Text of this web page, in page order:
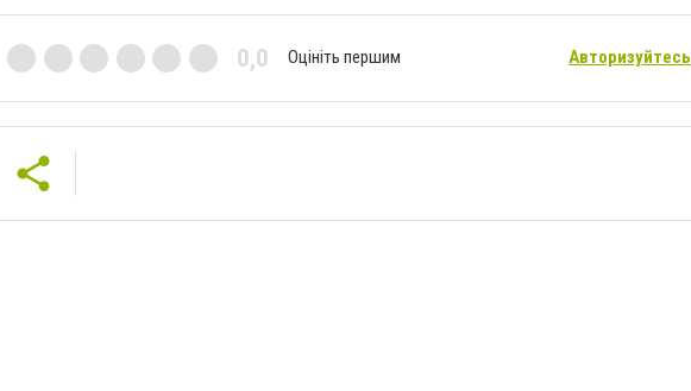
0,0 Оцініть першим Авторизуйтесь